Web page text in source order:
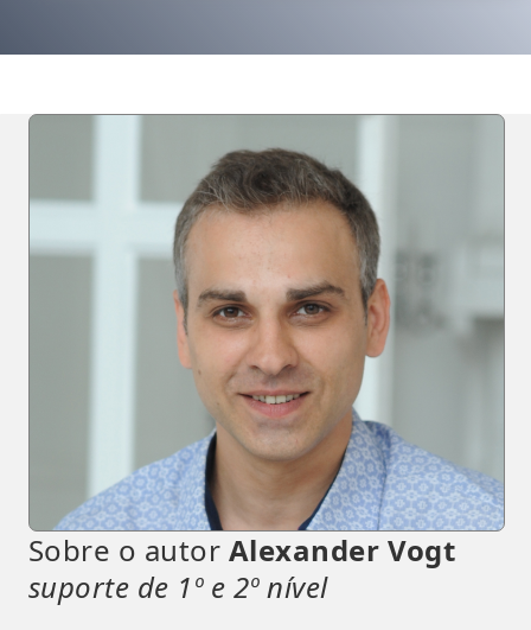
Sobre o autor Alexander Vogt
suporte de 1º e 2º nível